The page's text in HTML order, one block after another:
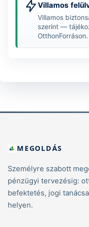
Villamos
Villamos
szerint —
OtthonForráson.
MEGOLDÁS
Személyre szabott
pénzügyi tervezésig:
befektetés, jogi
helyen.